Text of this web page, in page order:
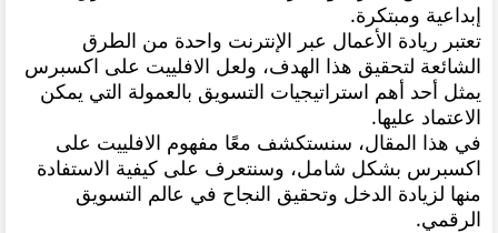
إبداعية ومبتكرة.
تعتبر ريادة الأعمال عبر الإنترنت واحدة من الطرق
الشائعة لتحقيق هذا الهدف، ولعل الافلييت على اكسبرس
يمثل أحد أهم استراتيجيات التسويق بالعمولة التي يمكن
الاعتماد عليها.
في هذا المقال، سنستكشف معًا مفهوم الافلييت على
اكسبرس بشكل شامل، وسنتعرف على كيفية الاستفادة
منها لزيادة الدخل وتحقيق النجاح في عالم التسويق
الرقمي.